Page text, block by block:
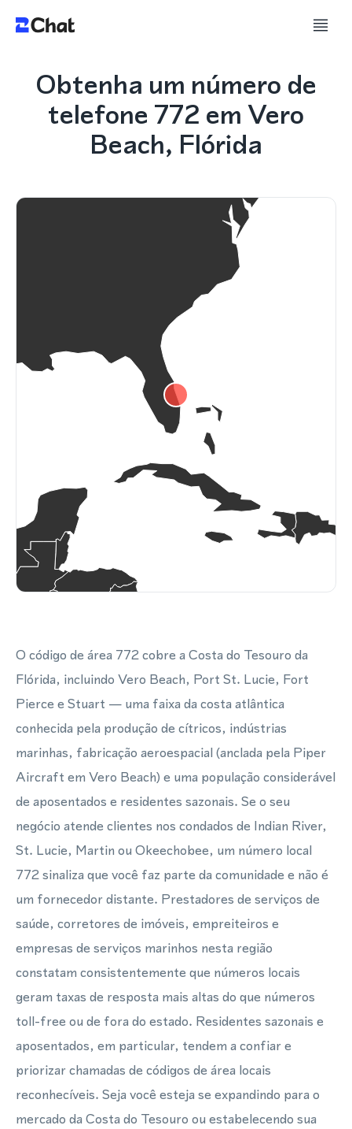
Obtenha um número de
telefone 772 em Vero
Beach, Flórida
O código de área 772 cobre a Costa do Tesouro da
Flórida, incluindo Vero Beach, Port St. Lucie, Fort
Pierce e Stuart — uma faixa da costa atlântica
conhecida pela produção de cítricos, indústrias
marinhas, fabricação aeroespacial (anclada pela Piper
Aircraft em Vero Beach) e uma população considerável
de aposentados e residentes sazonais. Se o seu
negócio atende clientes nos condados de Indian River,
St. Lucie, Martin ou Okeechobee, um número local
772 sinaliza que você faz parte da comunidade e não é
um fornecedor distante. Prestadores de serviços de
saúde, corretores de imóveis, empreiteiros e
empresas de serviços marinhos nesta região
constatam consistentemente que números locais
geram taxas de resposta mais altas do que números
toll-free ou de fora do estado. Residentes sazonais e
aposentados, em particular, tendem a confiar e
priorizar chamadas de códigos de área locais
reconhecíveis. Seja você esteja se expandindo para o
mercado da Costa do Tesouro ou estabelecendo sua